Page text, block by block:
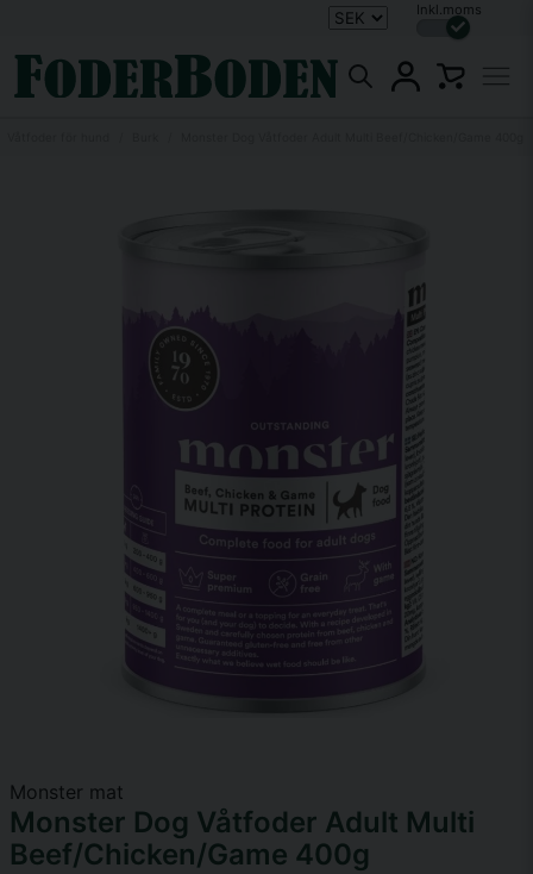
Inkl.moms
Monster mat
Monster Dog Våtfoder Adult Multi
Beef/Chicken/Game 400g